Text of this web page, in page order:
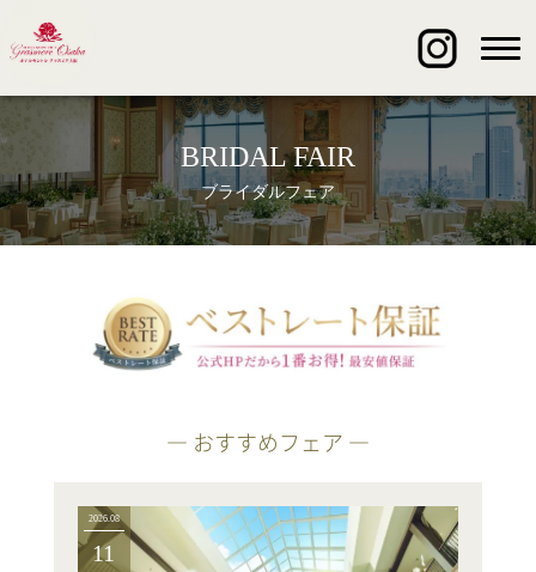
BRIDAL FAIR
ブライダルフェア
― おすすめフェア ―
2026.08
11